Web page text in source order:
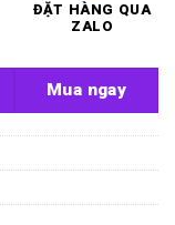
ĐẶT HÀNG QUA
ZALO
Mua ngay